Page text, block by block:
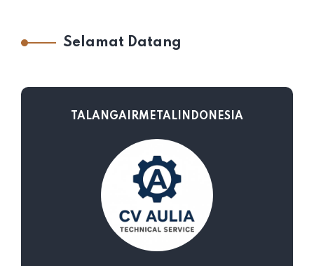
Selamat Datang
TALANGAIRMETALINDONESIA